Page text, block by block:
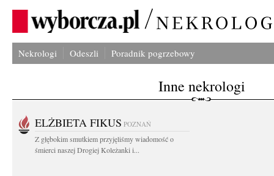
Nekrologi Odeszli Poradnik pogrzebowy
Inne nekrologi
ELŻBIETA FIKUS POZNAŃ
Z głębokim smutkiem przyjęliśmy wiadomość o
śmierci naszej Drogiej Koleżanki i...